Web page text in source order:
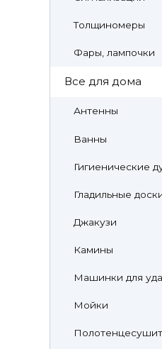
Толщиномеры
Фары, лампочки
Все для дома
Антенны
Ванны
Гигиенические
Гладильные
Джакузи
Камины
Машинки для
Мойки